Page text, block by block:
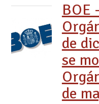
BOE
de
se
de